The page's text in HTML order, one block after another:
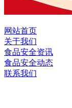
网站首页
关于我们
食品安全资讯
食品安全动态
联系我们